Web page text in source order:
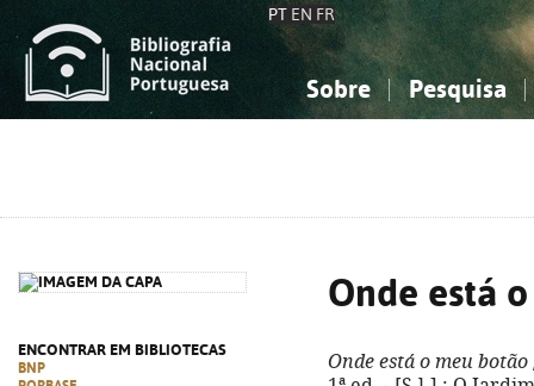
PT EN FR
Sobre Pesquisa
ENCONTRAR EM BIBLIOTECAS
BNP
Onde está
Onde está o meu botão